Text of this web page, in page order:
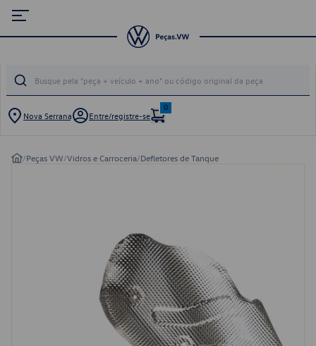
Nova Serrana Entre/registre-se
0
/Peças VW/Vidros e Carroceria/Defletores de Tanque